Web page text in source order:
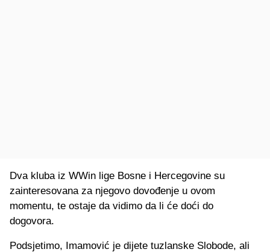
Dva kluba iz WWin lige Bosne i Hercegovine su
zainteresovana za njegovo dovođenje u ovom
momentu, te ostaje da vidimo da li će doći do
dogovora.
Podsjetimo, Imamović je dijete tuzlanske Slobode, ali